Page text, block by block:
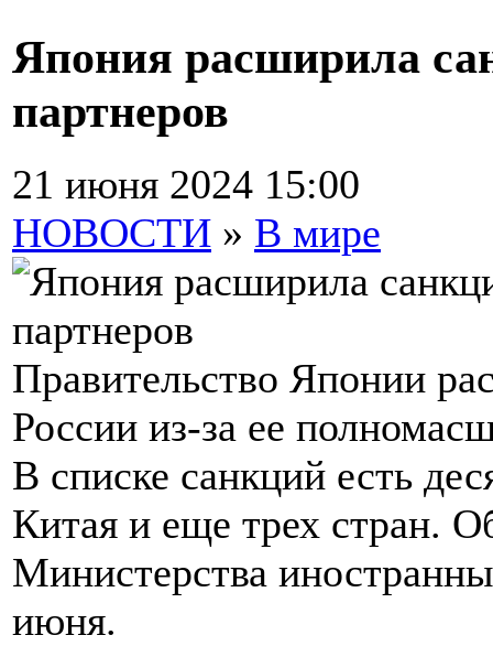
Япония расширила
партнеров
21 июня 2024 15:00
НОВОСТИ » В мире
Правительство Японии
России из-за ее
В списке санкций есть
Китая и еще трех стран.
Министерства
июня.